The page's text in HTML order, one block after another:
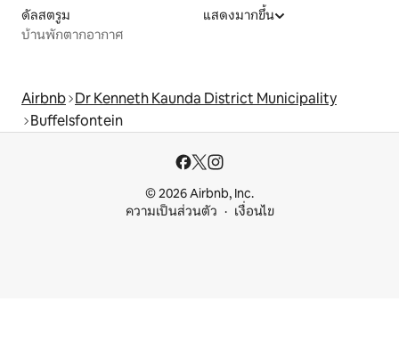
ดัลสตรูม
บ้านพักตากอากาศ
แสดงมากขึ้น
Airbnb Dr Kenneth Kaunda District Municipality
Buffelsfontein
© 2026 Airbnb, Inc.
ความเป็นส่วนตัว
เงื่อนไข